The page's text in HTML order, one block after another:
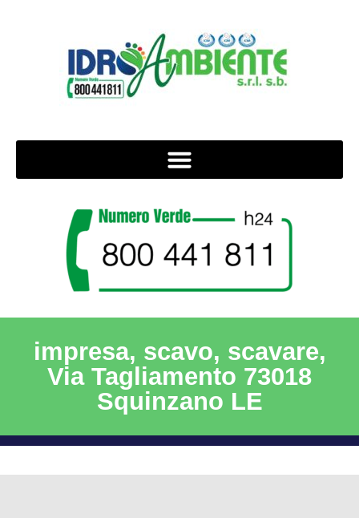
impresa, scavo, scavare,
Via Tagliamento 73018
Squinzano LE